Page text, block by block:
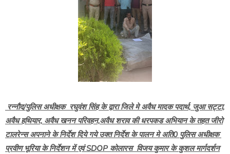
रन्नौद/पुलिस अधीक्षक रघुवंश सिंह के द्वारा जिले मे अवैध मादक पदार्थ, जुआ सट्टा,
अवैध हथियार, अवैध खनन परिवहन,अवैध शराव की धरपकड अभियान के तहत जीरो
टालरेन्स अपनाने के निर्देश दिये गये उक्त निर्देश के पालन मे अति0 पुलिस अधीक्षक
प्रवीण भूरिया के निर्देशन में एवं SDOP कोलारस विजय कुमार के कुशल मार्गदर्शन